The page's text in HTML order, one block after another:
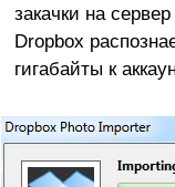
закачки на
Dropbox
гигабайты к